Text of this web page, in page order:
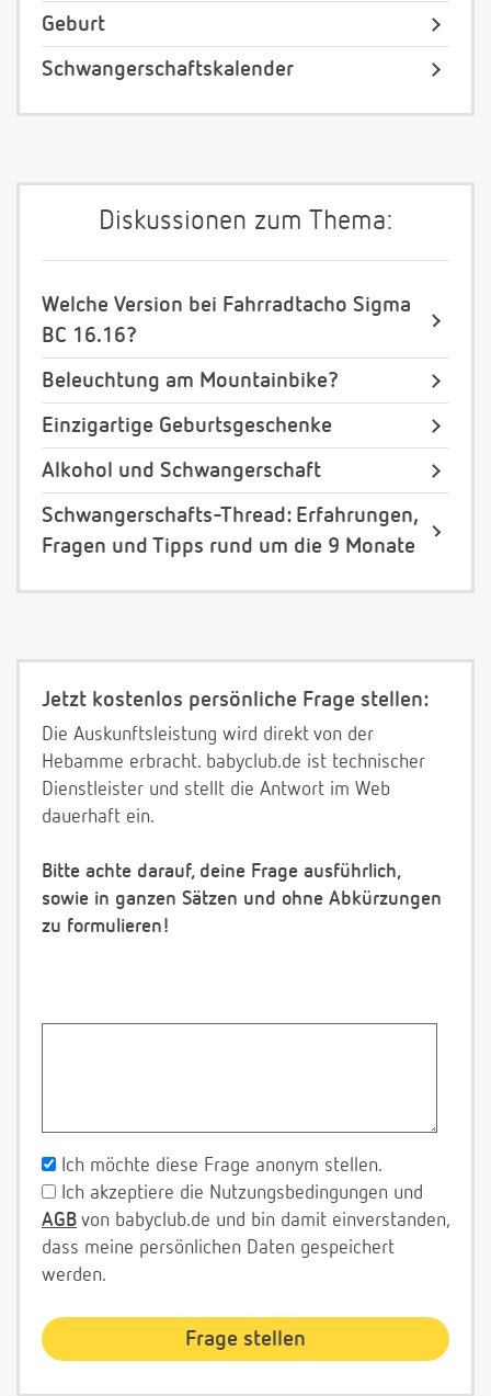
Geburt
Schwangerschaftskalender
Diskussionen zum Thema:
Welche Version bei Fahrradtacho Sigma
BC 16.16?
Beleuchtung am Mountainbike?
Einzigartige Geburtsgeschenke
Alkohol und Schwangerschaft
Schwangerschafts-Thread: Erfahrungen,
Fragen und Tipps rund um die 9 Monate
Jetzt kostenlos persönliche Frage stellen:
Die Auskunftsleistung wird direkt von der
Hebamme erbracht. babyclub.de ist technischer
Dienstleister und stellt die Antwort im Web
dauerhaft ein.
Bitte achte darauf, deine Frage ausführlich,
sowie in ganzen Sätzen und ohne Abkürzungen
zu formulieren!
Ich möchte diese Frage anonym stellen.
Ich akzeptiere die Nutzungsbedingungen und
AGB von babyclub.de und bin damit einverstanden,
dass meine persönlichen Daten gespeichert
werden.